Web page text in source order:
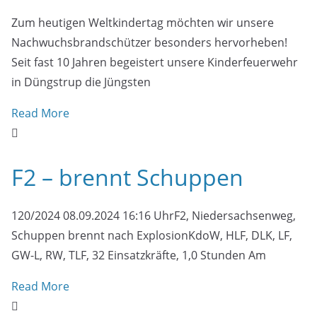
Zum heutigen Weltkindertag möchten wir unsere
Nachwuchsbrandschützer besonders hervorheben!
Seit fast 10 Jahren begeistert unsere Kinderfeuerwehr
in Düngstrup die Jüngsten
Read More
F2 – brennt Schuppen
120/2024 08.09.2024 16:16 UhrF2, Niedersachsenweg,
Schuppen brennt nach ExplosionKdoW, HLF, DLK, LF,
GW-L, RW, TLF, 32 Einsatzkräfte, 1,0 Stunden Am
Read More